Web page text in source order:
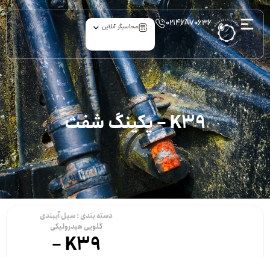
۰۲۱۴۶۸۷۰۶۳۶ محاسبگر آنلاین
K39 – پکینگ شفت
دسته بندی :سیل آببندی
گلویی هیدرولیکی
K39 –